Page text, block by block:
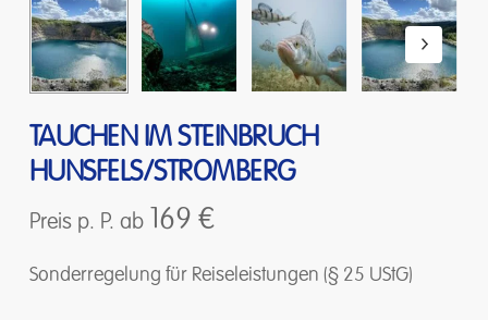
TAUCHEN IM STEINBRUCH
HUNSFELS/STROMBERG
Preis p. P. ab 169 €
Sonderregelung für Reiseleistungen (§ 25 UStG)